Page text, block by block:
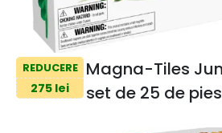
REDUCERE
275 lei
Magna-Tiles
set de 25 de